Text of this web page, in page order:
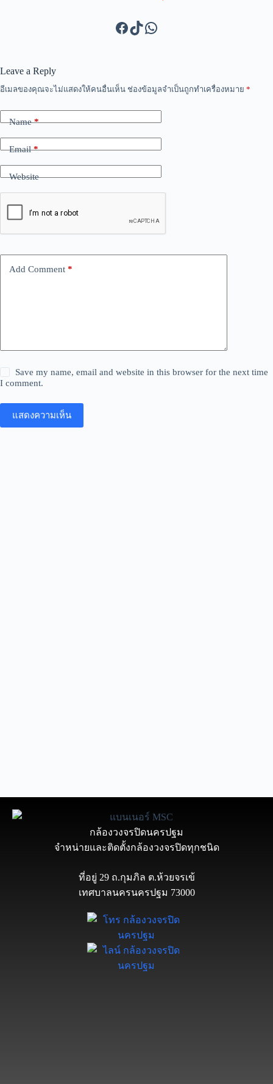
Leave a Reply
อีเมลของคุณจะไม่แสดงให้คนอื่นเห็น ช่องข้อมูลจำเป็นถูกทำเครื่องหมาย *
Name*
Email*
Website
Add Comment *
Save my name, email and website in this browser for the next time
I comment.
แสดงความเห็น
กล้องวงจรปิดนครปฐม
จำหน่ายและติดตั้งกล้องวงจรปิดทุกชนิด
ที่อยู่ 29 ถ.กุมภิล ต.ห้วยจรเข้
เทศบาลนครนครปฐม 73000